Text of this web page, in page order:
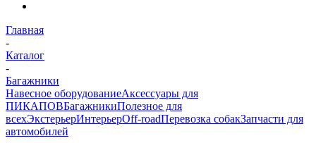
Главная
-
Каталог
-
Багажники
Навесное оборудованиеАксессуары для
ПИКАПОВБагажникиПолезное для
всехЭкстерьерИнтерьерOff-roadПеревозка собакЗапчасти для
автомобилей